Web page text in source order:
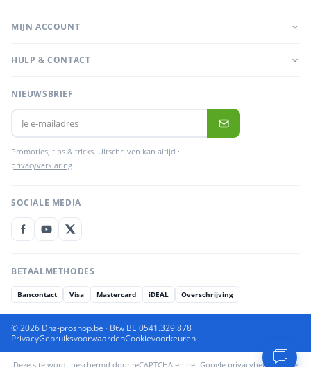
MIJN ACCOUNT
HULP & CONTACT
NIEUWSBRIEF
Promoties, tips & tricks. Uitschrijven kan altijd ·
privacyverklaring
SOCIALE MEDIA
BETAALMETHODES
Bancontact Visa Mastercard iDEAL Overschrijving
© 2026 Dhz-proshop.be · Btw BE 0541.329.878
PrivacyGebruiksvoorwaardenCookievoorkeuren
Deze site wordt beschermd door reCAPTCHA en het Google privacybeleiden de